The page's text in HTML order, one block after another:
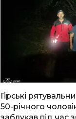
Гірські
50-річного
заблукав під час